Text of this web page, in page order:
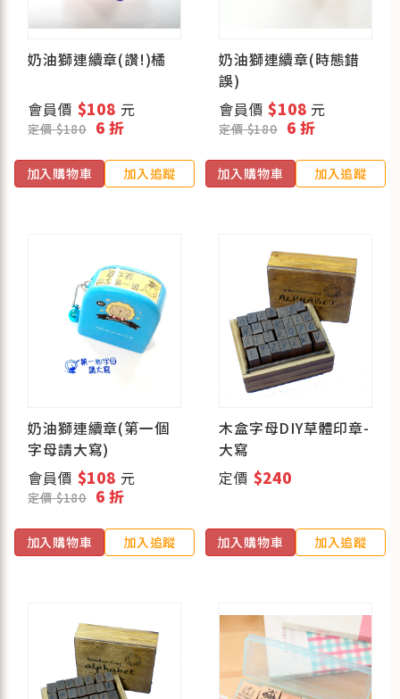
奶油獅連續章(讚!)橘
會員價 $108 元
定價 $180 6 折
加入購物車 加入追蹤
奶油獅連續章(時態錯
誤)
會員價$108 元
定價 $180 6 折
加入購物車 加入追蹤
奶油獅連續章(第一個
字母請大寫)
會員價 $108 元
定價 $180 6 折
加入購物車 加入追蹤
木盒字母DIY草體印章-
大寫
定價 $240
加入購物車 加入追蹤